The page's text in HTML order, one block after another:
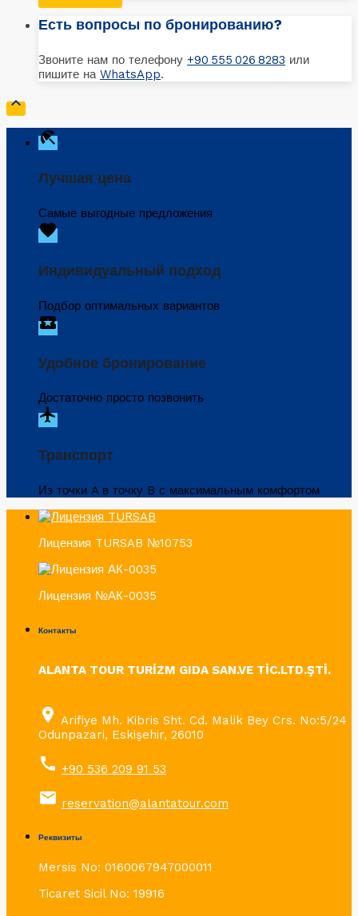
Есть вопросы по бронированию?
Звоните нам по телефону +90 555 026 8283 или
пишите на WhatsApp.

beach_access
Лучшая цена
Самые выгодные предложения
favorite
Индивидуальный подход
Подбор оптимальных вариантов
local_activity
Удобное бронирование
Достаточно просто позвонить
flight
Транспорт
Из точки A в точку B с максимальным комфортом
Лицензия TURSAB №10753
Лицензия №АК-0035
Контакты
ALANTA TOUR TURİZM GIDA SAN.VE TİC.LTD.ŞTİ.
place Arifiye Mh. Kibris Sht. Cd. Malik Bey Crs. No:5/24
Odunpazari, Eskişehir, 26010
call +90 536 209 91 53
email reservation@alantatour.com
Реквизиты
Mersis No: 0160067947000011
Ticaret Sicil No: 19916